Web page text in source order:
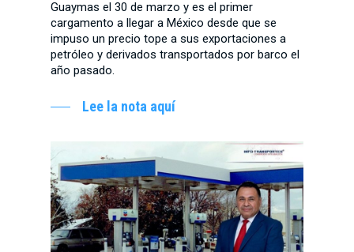
Guaymas el 30 de marzo y es el primer
cargamento a llegar a México desde que se
impuso un precio tope a sus exportaciones a
petróleo y derivados transportados por barco el
año pasado.
Lee la nota aquí